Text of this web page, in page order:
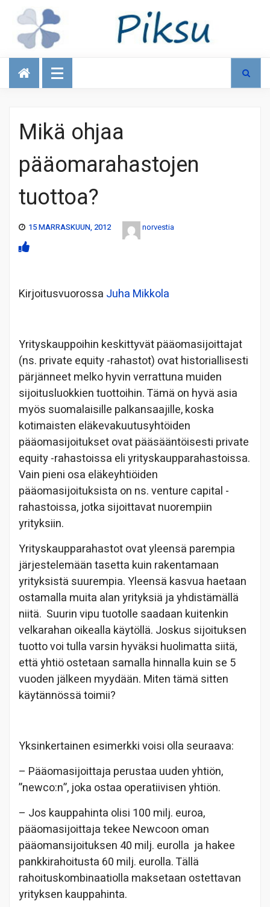
Talous
Mikä ohjaa
pääomarahastojen
tuottoa?
15 MARRASKUUN, 2012 norvestia
Kirjoitusvuorossa Juha Mikkola
Yrityskauppoihin keskittyvät pääomasijoittajat
(ns. private equity -rahastot) ovat historiallisesti
pärjänneet melko hyvin verrattuna muiden
sijoitusluokkien tuottoihin. Tämä on hyvä asia
myös suomalaisille palkansaajille, koska
kotimaisten eläkevakuutusyhtöiden
pääomasijoitukset ovat pääsääntöisesti private
equity -rahastoissa eli yrityskaupparahastoissa.
Vain pieni osa eläkeyhtiöiden
pääomasijoituksista on ns. venture capital -
rahastoissa, jotka sijoittavat nuorempiin
yrityksiin.
Yrityskaupparahastot ovat yleensä parempia
järjestelemään tasetta kuin rakentamaan
yrityksistä suurempia. Yleensä kasvua haetaan
ostamalla muita alan yrityksiä ja yhdistämällä
niitä. Suurin vipu tuotolle saadaan kuitenkin
velkarahan oikealla käytöllä. Joskus sijoituksen
tuotto voi tulla varsin hyväksi huolimatta siitä,
että yhtiö ostetaan samalla hinnalla kuin se 5
vuoden jälkeen myydään. Miten tämä sitten
käytännössä toimii?
Yksinkertainen esimerkki voisi olla seuraava:
– Pääomasijoittaja perustaa uuden yhtiön,
”newco:n”, joka ostaa operatiivisen yhtiön.
– Jos kauppahinta olisi 100 milj. euroa,
pääomasijoittaja tekee Newcoon oman
pääomansijoituksen 40 milj. eurolla ja hakee
pankkirahoitusta 60 milj. eurolla. Tällä
rahoituskombinaatiolla maksetaan ostettavan
yrityksen kauppahinta.